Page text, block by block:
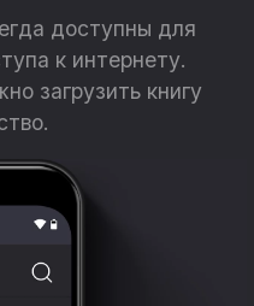
доступны для
к интернету.
загрузить книгу